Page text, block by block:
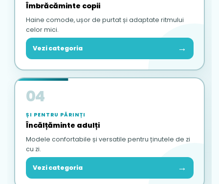
Îmbrăcăminte copii
Haine comode, ușor de purtat și adaptate ritmului
celor mici.
Vezi categoria →
04
ȘI PENTRU PĂRINȚI
Încălțăminte adulți
Modele confortabile și versatile pentru ținutele de zi
cu zi.
Vezi categoria →